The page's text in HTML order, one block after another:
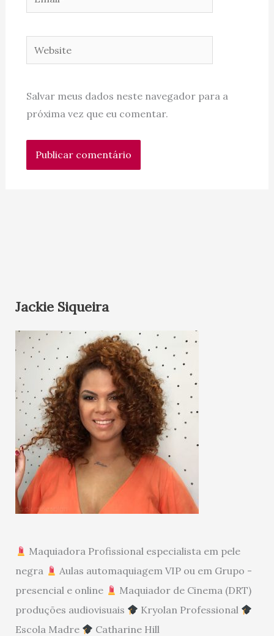
Website
Salvar meus dados neste navegador para a
próxima vez que eu comentar.
Jackie Siqueira
Maquiadora Profissional especialista em pele
negra
Aulas automaquiagem VIP ou em Grupo -
presencial e online
Maquiador de Cinema (DRT)
produções audiovisuais
Kryolan Professional
Escola Madre
Catharine Hill